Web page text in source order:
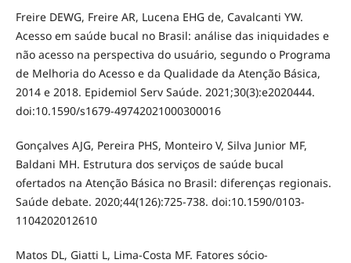
Freire DEWG, Freire AR, Lucena EHG de, Cavalcanti YW.
Acesso em saúde bucal no Brasil: análise das iniquidades e
não acesso na perspectiva do usuário, segundo o Programa
de Melhoria do Acesso e da Qualidade da Atenção Básica,
2014 e 2018. Epidemiol Serv Saúde. 2021;30(3):e2020444.
doi:10.1590/s1679-49742021000300016
Gonçalves AJG, Pereira PHS, Monteiro V, Silva Junior MF,
Baldani MH. Estrutura dos serviços de saúde bucal
ofertados na Atenção Básica no Brasil: diferenças regionais.
Saúde debate. 2020;44(126):725-738. doi:10.1590/0103-
1104202012610
Matos DL, Giatti L, Lima-Costa MF. Fatores sócio-